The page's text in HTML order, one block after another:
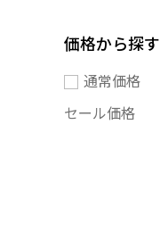
価格から探す
通常価格
セール価格